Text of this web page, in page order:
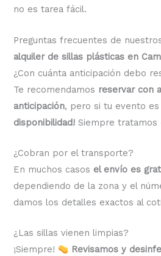
no es tarea fácil.
Preguntas frecuentes de
alquiler de sillas plásticas en
¿Con cuánta anticipación debo
Te recomendamos reservar con
anticipación, pero si tu evento es
disponibilidad! Siempre tratamos
¿Cobran por el transporte?
En muchos casos el envío es
dependiendo de la zona y el
damos los detalles exactos al
¿Las sillas vienen limpias?
¡Siempre!
Revisamos y